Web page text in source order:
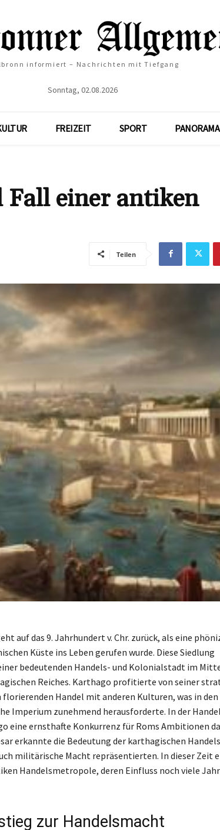
informiert – Nachrichten mit Tiefgang
Sonntag, 02.08.2026
FREIZEIT SPORT PANORAMA
Fall einer antiken
Teilen
auf das 9. Jahrhundert v. Chr. zurück, als eine
Küste ins Leben gerufen wurde. Diese Siedlung
bedeutenden Handels- und Kolonialstadt im
Reiches. Karthago profitierte von seiner
florierenden Handel mit anderen Kulturen, was in
Imperium zunehmend herausforderte. In der
eine ernsthafte Konkurrenz für Roms Ambitionen
erkannte die Bedeutung der karthagischen
militärische Macht repräsentierten. In dieser Zeit
Handelsmetropole, deren Einfluss noch viele
zur Handelsmacht